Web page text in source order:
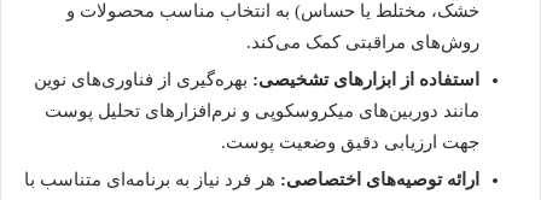
خشک، مختلط یا حساس) به انتخاب مناسب محصولات و
روش‌های مراقبتی کمک می‌کند.
استفاده از ابزارهای تشخیصی: بهره‌گیری از فناوری‌های نوین
مانند دوربین‌های میکروسکوپی و نرم‌افزارهای تحلیل پوست
جهت ارزیابی دقیق وضعیت پوست.
ارائه توصیه‌های اختصاصی: هر فرد نیاز به برنامه‌ای متناسب با